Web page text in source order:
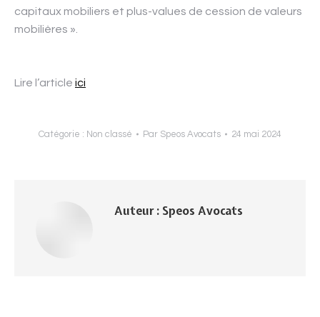
capitaux mobiliers et plus-values de cession de valeurs
mobilières ».
Lire l’article ici
Catégorie : Non classé Par Speos Avocats 24 mai 2024
Auteur : Speos Avocats